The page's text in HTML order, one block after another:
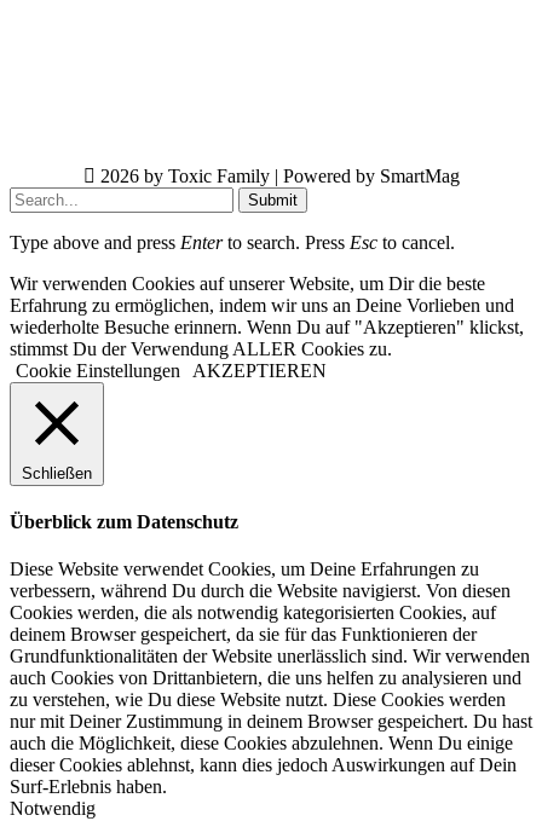
2026 by Toxic Family | Powered by SmartMag
Submit
Type above and press Enterto search. Press Esc to cancel.
Wir verwenden Cookies auf unserer Website, um Dir die beste
Erfahrung zu ermöglichen, indem wir uns an Deine Vorlieben und
wiederholte Besuche erinnern. Wenn Du auf "Akzeptieren" klickst,
stimmst Du der Verwendung ALLER Cookies zu.
Cookie Einstellungen
AKZEPTIEREN
Schließen
Überblick zum Datenschutz
Diese Website verwendet Cookies, um Deine Erfahrungen zu
verbessern, während Du durch die Website navigierst. Von diesen
Cookies werden, die als notwendig kategorisierten Cookies, auf
deinem Browser gespeichert, da sie für das Funktionieren der
Grundfunktionalitäten der Website unerlässlich sind. Wir verwenden
auch Cookies von Drittanbietern, die uns helfen zu analysieren und
zu verstehen, wie Du diese Website nutzt. Diese Cookies werden
nur mit Deiner Zustimmung in deinem Browser gespeichert. Du hast
auch die Möglichkeit, diese Cookies abzulehnen. Wenn Du einige
dieser Cookies ablehnst, kann dies jedoch Auswirkungen auf Dein
Surf-Erlebnis haben.
Notwendig